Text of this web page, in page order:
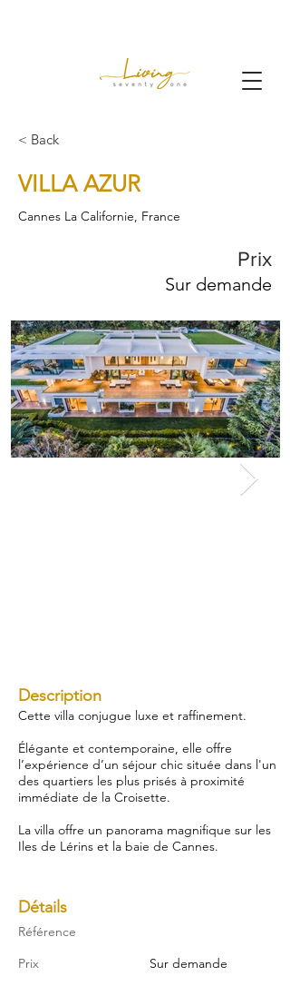
< Back
VILLA AZUR
Cannes La Californie, France
Prix
Sur demande
Description
Cette villa conjugue luxe et raffinement.
Élégante et contemporaine, elle offre
l’expérience d’un séjour chic située dans l'un
des quartiers les plus prisés à proximité
immédiate de la Croisette.
La villa offre un panorama magnifique sur les
Iles de Lérins et la baie de Cannes.
Détails
Référence
Prix
Sur demande